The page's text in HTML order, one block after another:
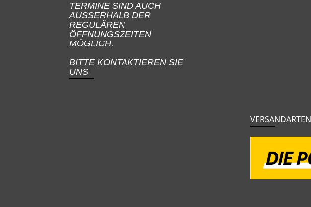
TERMINE SIND AUCH
AUSSERHALB DER
REGULÄREN
ÖFFNUNGSZEITEN
MÖGLICH.
BITTE KONTAKTIEREN SIE
UNS
VERSANDARTEN